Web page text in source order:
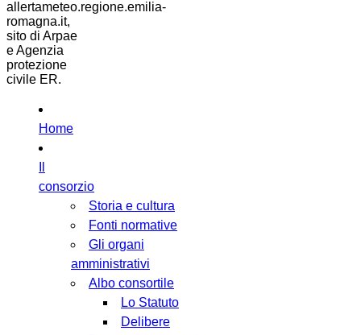
allertameteo.regione.emilia-
romagna.it,
sito di Arpae
e Agenzia
protezione
civile ER.
Home
consorzio
Storia e cultura
Fonti normative
Gli organi
amministrativi
Albo consortile
Lo Statuto
Delibere